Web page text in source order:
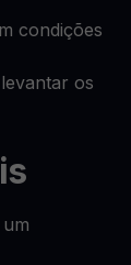
condições
os